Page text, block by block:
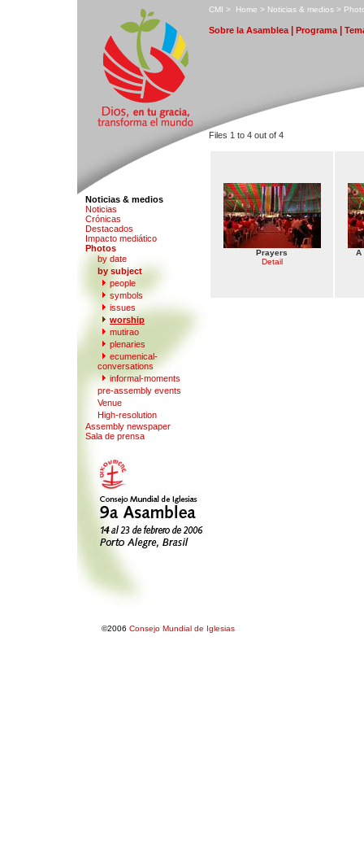
CMI > Home > Noticias & medios > P
Sobre la Asamblea| Programa| T
Noticias & medios
Noticias
Crónicas
Destacados
Impacto mediático
Photos
by date
by subject
people
symbols
issues
worship
mutirao
plenaries
ecumenical-
conversations
informal-moments
pre-assembly events
Venue
High-resolution
Assembly newspaper
Sala de prensa
Files 1 to 4 out of 4
Prayers
Detail
A
©2006 Consejo Mundial de Iglesias